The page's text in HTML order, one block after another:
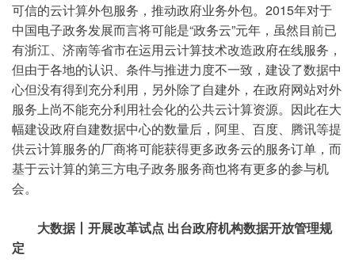
可信的云计算外包服务，推动政府业务外包。2015年对于
中国电子政务发展而言将可能是“政务云”元年，虽然目前已
有浙江、济南等省市在运用云计算技术改造政府在线服务，
但由于各地的认识、条件与推进力度不一致，建设了数据中
心但没有得到充分利用，另外除了自建外，在政府网站对外
服务上尚不能充分利用社会化的公共云计算资源。因此在大
幅建设政府自建数据中心的数量后，阿里、百度、腾讯等提
供云计算服务的厂商将可能获得更多政务云的服务订单，而
基于云计算的第三方电子政务服务商也将有更多的参与机
会。
大数据丨开展改革试点 出台政府机构数据开放管理规
定